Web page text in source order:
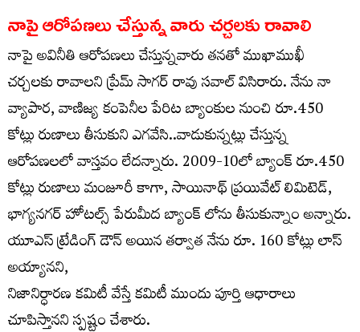
నాపై ఆరోపణలు చేస్తున్న వారు చర్చలకు రావాలి
నాపై అవినీతి ఆరోపణలు చేస్తున్నవారు తనతో ముఖాముఖీ
చర్చలకు రావాలని ప్రేమ్ సాగర్ రావు సవాల్ విసిరారు. నేను నా
వ్యాపార, వాణిజ్య కంపెనీల పేరిట బ్యాంకుల నుంచి రూ.450
కోట్లు రుణాలు తీసుకుని ఎగవేసి..వాడుకున్నట్లు చేస్తున్న
ఆరోపణలలో వాస్తవం లేదన్నారు. 2009-10లో బ్యాంక్ రూ.450
కోట్లు రుణాలు మంజూరీ కాగా, సాయినాథ్ ప్రయివేట్ లిమిటెడ్,
భాగ్యనగర్ హోటల్స్ పేరుమీద బ్యాంక్ లోను తీసుకున్నాం అన్నారు.
యూఎస్ ట్రేడింగ్ డౌన్ అయిన తర్వాత నేను రూ. 160 కోట్లు లాస్
అయ్యానని,
నిజానిర్ధారణ కమిటీ వేస్తే కమిటీ ముందు పూర్తి ఆధారాలు
చూపిస్తానని స్పష్టం చేశారు.